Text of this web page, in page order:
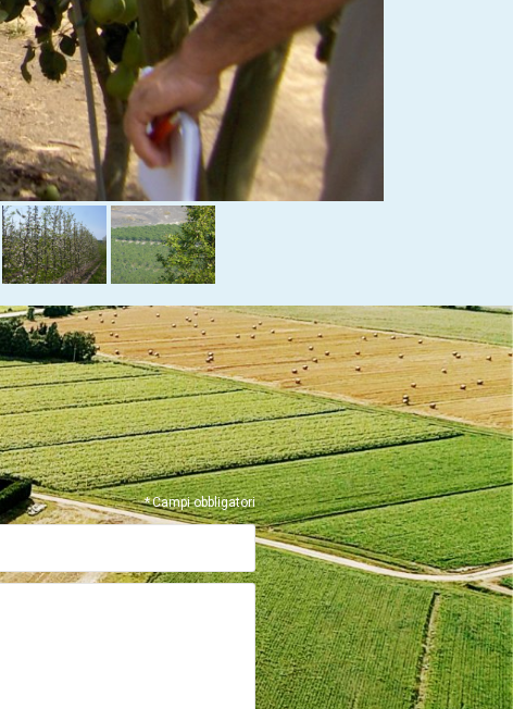
* Campi obbligatori